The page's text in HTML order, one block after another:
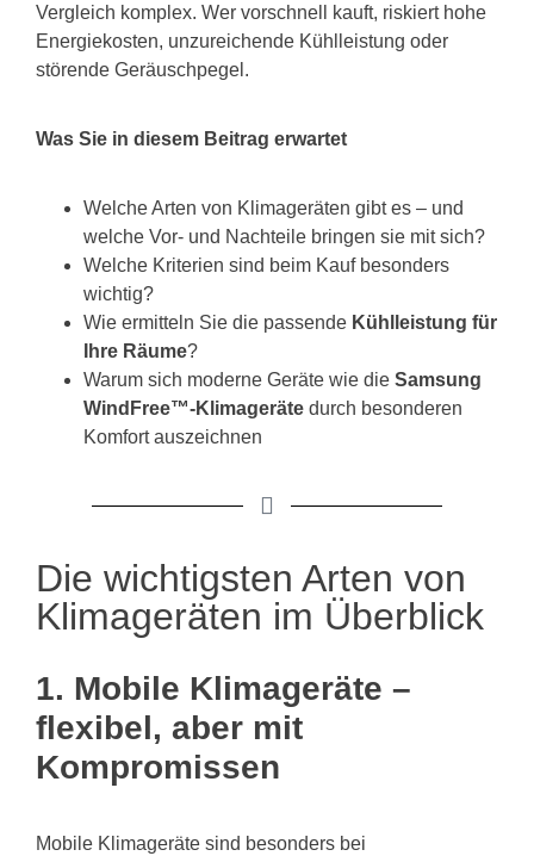
Vergleich komplex. Wer vorschnell kauft, riskiert hohe
Energiekosten, unzureichende Kühlleistung oder
störende Geräuschpegel.
Was Sie in diesem Beitrag erwartet
Welche Arten von Klimageräten gibt es – und
welche Vor- und Nachteile bringen sie mit sich?
Welche Kriterien sind beim Kauf besonders
wichtig?
Wie ermitteln Sie die passende Kühlleistung für
Ihre Räume?
Warum sich moderne Geräte wie die Samsung
WindFree™-Klimageräte durch besonderen
Komfort auszeichnen
Die wichtigsten Arten von
Klimageräten im Überblick
1. Mobile Klimageräte –
flexibel, aber mit
Kompromissen
Mobile Klimageräte sind besonders bei